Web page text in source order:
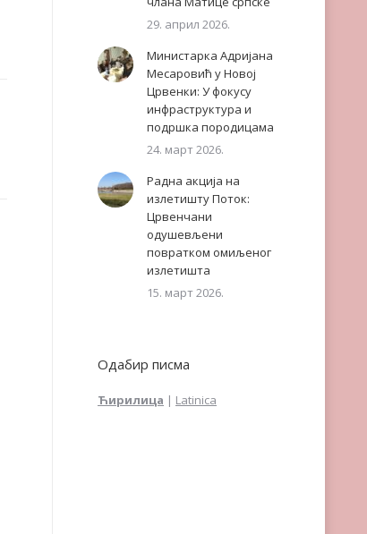
29. април 2026.
Министарка Адријана
Месаровић у Новој
Црвенки: У фокусу
инфраструктура и
подршка породицама
24. март 2026.
Радна акција на
излетишту Поток:
Црвенчани
одушевљени
повратком омиљеног
излетишта
15. март 2026.
Одабир писма
Ћирилица | Latinica